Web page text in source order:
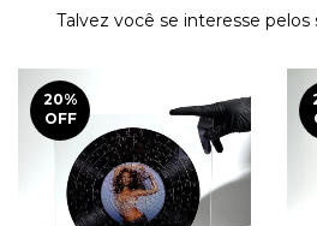
Talvez você se interesse
20%
OFF